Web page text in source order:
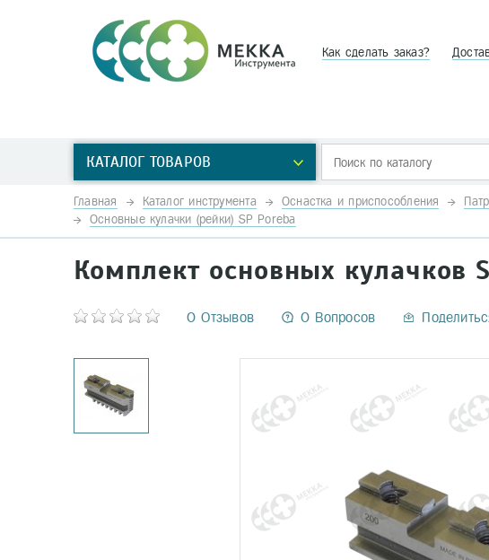
Как сделать заказ?
КАТАЛОГ ТОВАРОВ
Главная Каталог инструмента Оснастка и приспособления
Основные кулачки (рейки) SP Poreba
Комплект основных кулачков
0 Отзывов 0 Вопросов